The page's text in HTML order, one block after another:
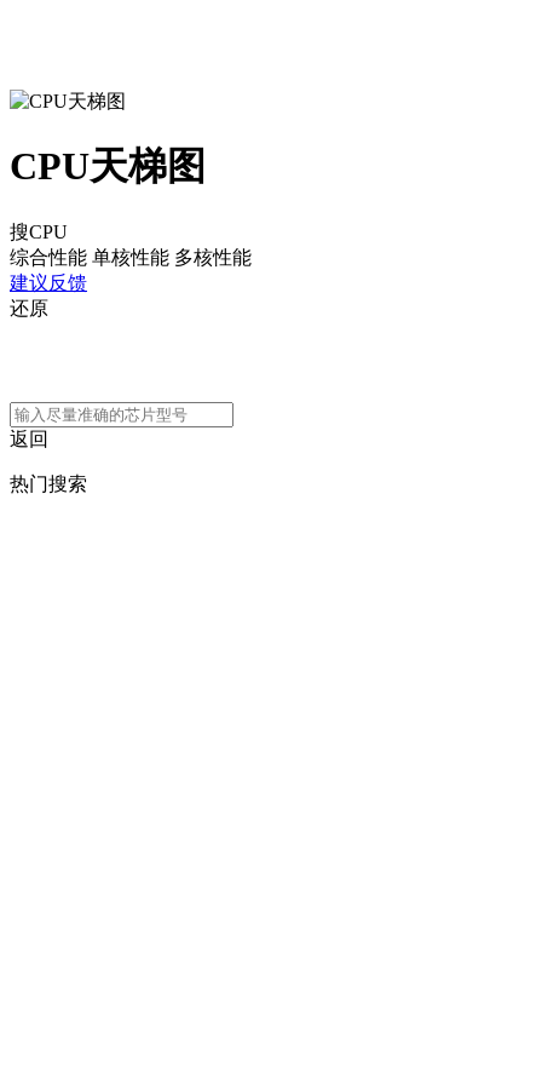
CPU天梯图
搜CPU
综合性能 单核性能 多核性能
建议反馈
还原
返回
热门搜索